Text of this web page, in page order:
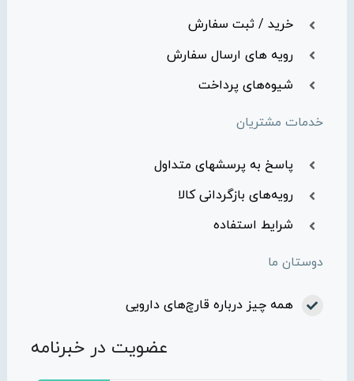
خرید / ثبت سفارش
رویه های ارسال سفارش
شیوه‌های پرداخت
خدمات مشتریان
پاسخ به پرسشهای متداول
رویه‌های بازگردانی کالا
شرایط استفاده
دوستان ما
همه چیز درباره قارچ‌های دارویی
عضویت در خبرنامه